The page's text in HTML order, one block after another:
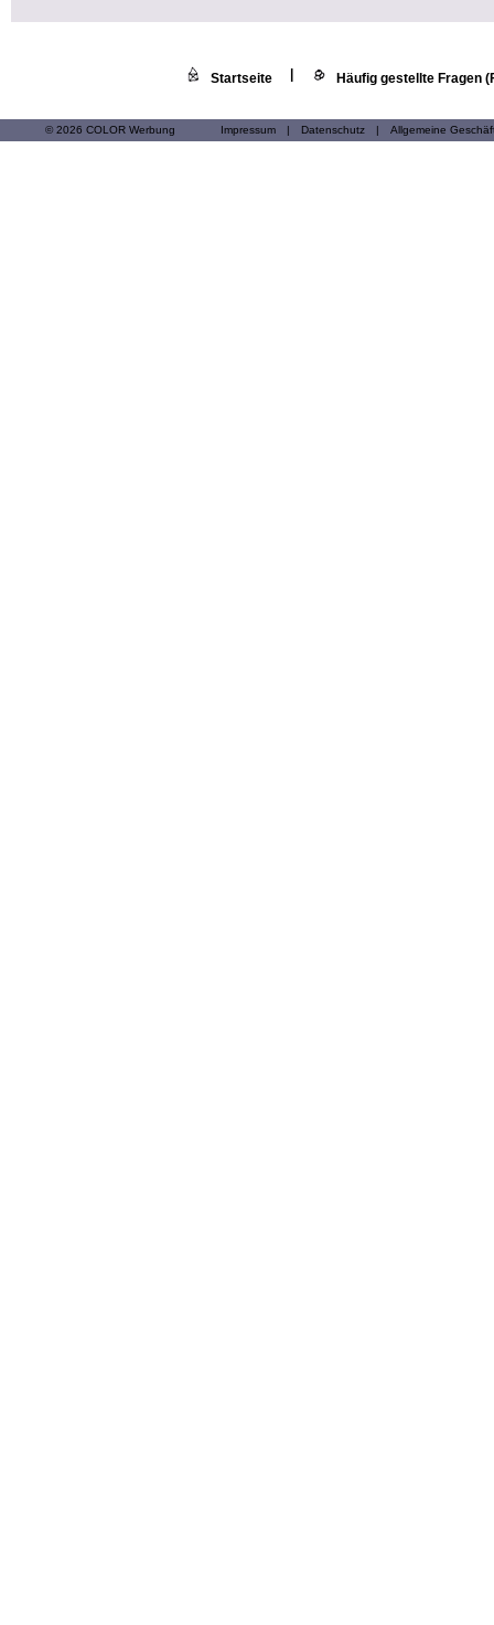
Startseite Häufig gestellte Fragen
© 2026 COLOR Werbung Impressum | Datenschutz | Allgemeine